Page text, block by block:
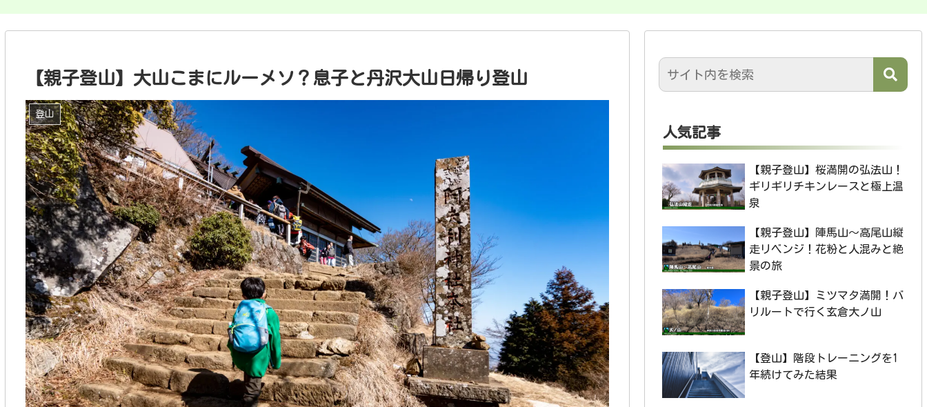
【親子登山】大山こまにルーメソ？息子と丹沢大山日帰り登山
登山
人気記事
【親子登山】桜満開の弘法山！
ギリギリチキンレースと極上温
泉
【親子登山】陣馬山〜高尾山縦
走リベンジ！花粉と人混みと絶
景の旅
【親子登山】ミツマタ満開！バ
リルートで行く玄倉大ノ山
【登山】階段トレーニングを1
年続けてみた結果